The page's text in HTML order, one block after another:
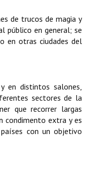
de trucos de magia y
público en general; se
en otras ciudades del
en distintos salones,
sectores de la
que recorrer largas
condimento extra y es
con un objetivo